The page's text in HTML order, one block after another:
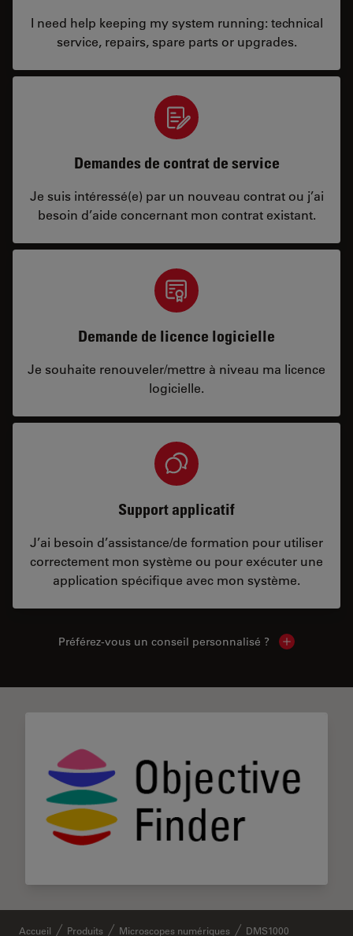
I need help keeping my system running: technical
service, repairs, spare parts or upgrades.
Demandes de contrat de service
Je suis intéressé(e) par un nouveau contrat ou j’ai
besoin d’aide concernant mon contrat existant.
Demande de licence logicielle
Je souhaite renouveler/mettre à niveau ma licence
logicielle.
Support applicatif
J’ai besoin d’assistance/de formation pour utiliser
correctement mon système ou pour exécuter une
application spécifique avec mon système.
Préférez-vous un conseil personnalisé ? Show local
Accueil Produits Microscopes numériques DMS1000